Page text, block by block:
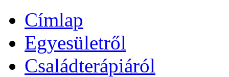
Címlap
Egyesületről
Családterápiáról